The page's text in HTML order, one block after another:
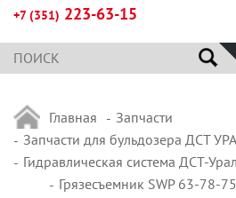
+7 (351) 223-63-15
Главная
Запчасти
Запчасти для бульдозера ДСТ
Гидравлическая система ДСТ-Урал
Грязесъемник SWP 63-78-